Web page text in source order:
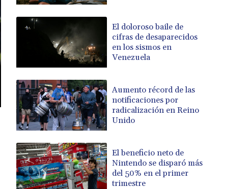
El doloroso baile de
cifras de desaparecidos
en los sismos en
Venezuela
Aumento récord de las
notificaciones por
radicalización en Reino
Unido
El beneficio neto de
Nintendo se disparó más
del 50% en el primer
trimestre